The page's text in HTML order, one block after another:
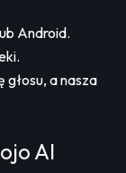
Android.
głosu, a nasza
AI